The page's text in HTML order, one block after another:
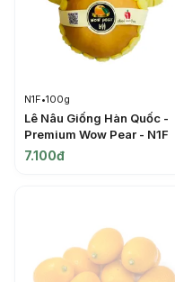
N1F•100g
Lê Nâu Giống Hàn Quốc -
Premium Wow Pear - N1F
7.100đ